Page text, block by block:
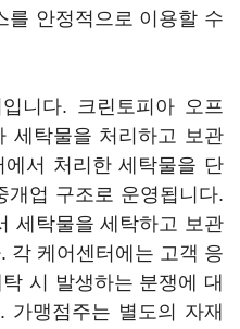
를 안정적으로 이용할 수
니다. 크린토피아 오프
세탁물을 처리하고 보관
서 처리한 세탁물을 단
개업 구조로 운영됩니다.
세탁물을 세탁하고 보관
각 케어센터에는 고객 응
시 발생하는 분쟁에 대
가맹점주는 별도의 자재